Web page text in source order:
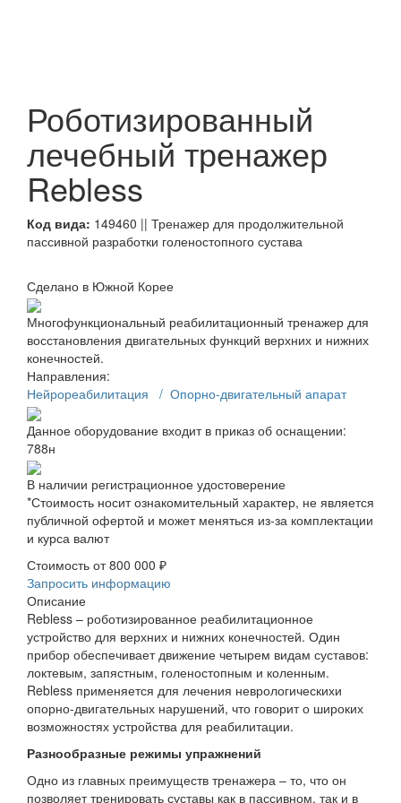
Роботизированный
лечебный тренажер
Rebless
Код вида: 149460 || Тренажер для продолжительной
пассивной разработки голеностопного сустава
Сделано в Южной Корее
Многофункциональный реабилитационный тренажер для
восстановления двигательных функций верхних и нижних
конечностей.
Направления:
Нейрореабилитация
/ Опорно-двигательный апарат
Данное оборудование входит в приказ об оснащении:
788н
В наличии регистрационное удостоверение
*Стоимость носит ознакомительный характер, не является
публичной офертой и может меняться из-за комплектации
и курса валют
Стоимость от800 000 ₽
Запросить информацию
Описание
Rebless – роботизированное реабилитационное
устройство для верхних и нижних конечностей. Один
прибор обеспечивает движение четырем видам суставов:
локтевым, запястным, голеностопным и коленным.
Rebless применяется для лечения неврологическихи
опорно-двигательных нарушений, что говорит о широких
возможностях устройства для реабилитации.
Разнообразные режимы упражнений
Одно из главных преимуществ тренажера – то, что он
позволяет тренировать суставы как в пассивном, так и в